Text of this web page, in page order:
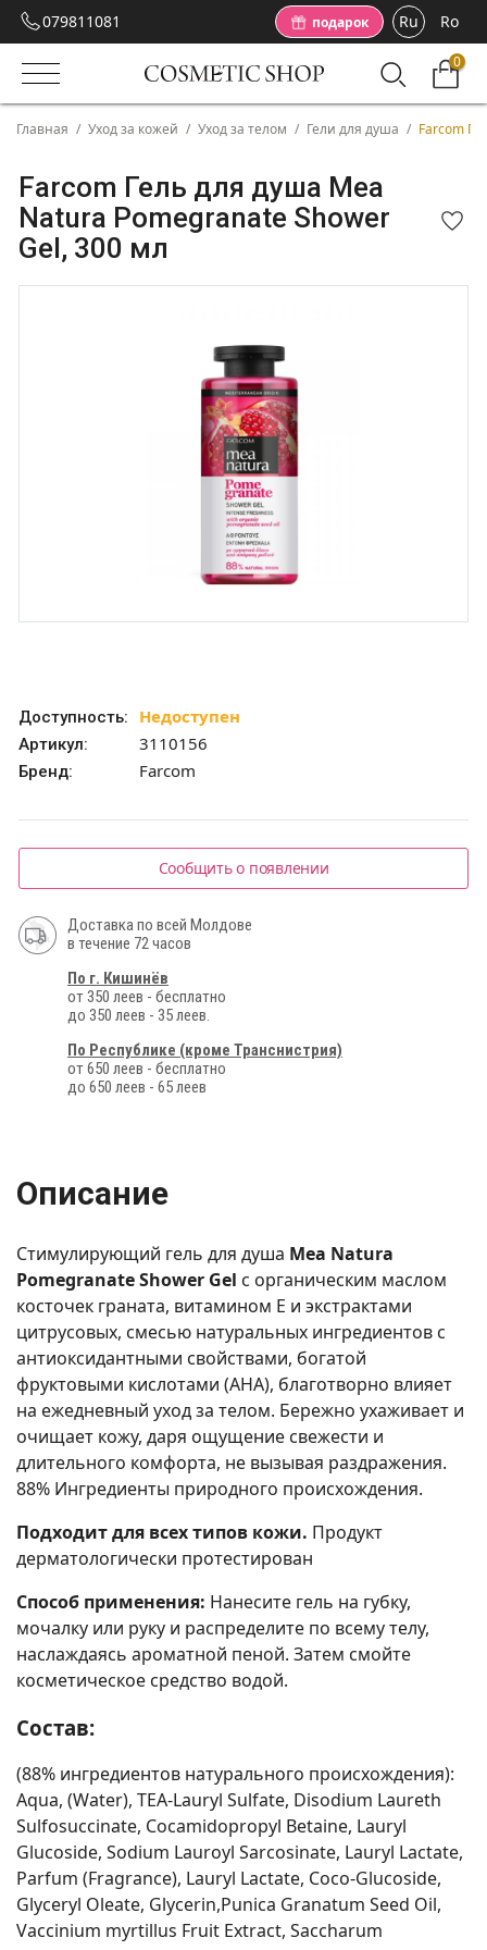
079811081 подарок Ru Ro
0
Главная / Уход за кожей / Уход за телом / Гели для душа / Farcom
Farcom Гель для душа Mea
Natura Pomegranate Shower
Gel, 300 мл
Доступность: Недоступен
Артикул: 3110156
Бренд: Farcom
Сообщить о появлении
Доставка по всей Молдове
в течение 72 часов
По г. Кишинёв
от 350 леев - бесплатно
до 350 леев - 35 леев.
По Республике (кроме Транснистрия)
от 650 леев - бесплатно
до 650 леев - 65 леев
Описание
Стимулирующий гель для душа Mea Natura
Pomegranate Shower Gel с органическим маслом
косточек граната, витамином Е и экстрактами
цитрусовых, смесью натуральных ингредиентов с
антиоксидантными свойствами, богатой
фруктовыми кислотами (АНА), благотворно влияет
на ежедневный уход за телом. Бережно ухаживает и
очищает кожу, даря ощущение свежести и
длительного комфорта, не вызывая раздражения.
88% Ингредиенты природного происхождения.
Подходит для всех типов кожи. Продукт
дерматологически протестирован
Способ применения: Нанесите гель на губку,
мочалку или руку и распределите по всему телу,
наслаждаясь ароматной пеной. Затем смойте
косметическое средство водой.
Состав:
(88% ингредиентов натурального происхождения):
Aqua, (Water), TEA-Lauryl Sulfate, Disodium Laureth
Sulfosuccinate, Cocamidopropyl Betaine, Lauryl
Glucoside, Sodium Lauroyl Sarcosinate, Lauryl Lactate,
Parfum (Fragrance), Lauryl Lactate, Coco-Glucoside,
Glyceryl Oleate, Glycerin,Punica Granatum Seed Oil,
Vaccinium myrtillus Fruit Extract, Saccharum